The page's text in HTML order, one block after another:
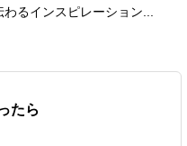
るインスピレーション...
たら